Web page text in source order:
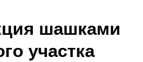
шашками
участка